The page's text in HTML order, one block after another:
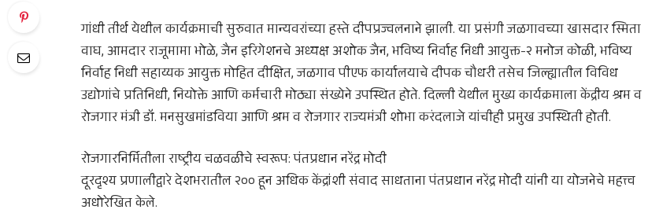
गांधी तीर्थ येथील कार्यक्रमाची सुरुवात मान्यवरांच्या हस्ते दीपप्रज्वलनाने झाली. या प्रसंगी जळगावच्या खासदार स्मिता
वाघ, आमदार राजूमामा भोळे, जैन इरिगेशनचे अध्यक्ष अशोक जैन, भविष्य निर्वाह निधी आयुक्त-२ मनोज कोळी, भविष्य
निर्वाह निधी सहाय्यक आयुक्त मोहित दीक्षित, जळगाव पीएफ कार्यालयाचे दीपक चौधरी तसेच जिल्ह्यातील विविध
उद्योगांचे प्रतिनिधी, नियोक्ते आणि कर्मचारी मोठ्या संख्येने उपस्थित होते. दिल्ली येथील मुख्य कार्यक्रमाला केंद्रीय श्रम व
रोजगार मंत्री डॉ. मनसुखमांडविया आणि श्रम व रोजगार राज्यमंत्री शोभा करंदलाजे यांचीही प्रमुख उपस्थिती होती.
रोजगारनिर्मितीला राष्ट्रीय चळवळीचे स्वरूप: पंतप्रधान नरेंद्र मोदी
दूरदृश्य प्रणालीद्वारे देशभरातील २०० हून अधिक केंद्रांशी संवाद साधताना पंतप्रधान नरेंद्र मोदी यांनी या योजनेचे महत्त्व
अधोरेखित केले.